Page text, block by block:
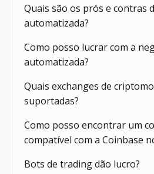
Quais são os prós e contras
automatizada?
Como posso lucrar com a
automatizada?
Quais exchanges de
suportadas?
Como posso encontrar um
compatível com a Coinbase
Bots de trading dão lucro?